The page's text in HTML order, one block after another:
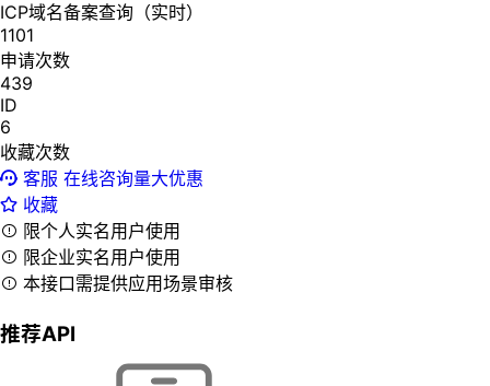
ICP域名备案查询（实时）
1101
申请次数
439
ID
6
收藏次数
客服 在线咨询量大优惠
收藏
限个人实名用户使用
限企业实名用户使用
本接口需提供应用场景审核
推荐API